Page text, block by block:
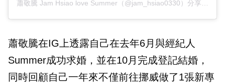
蕭敬騰在IG上透露自己在去年6月與經紀人
Summer成功求婚，並在10月完成登記結婚，
同時回顧自己一年來不僅前往挪威做了1張新專